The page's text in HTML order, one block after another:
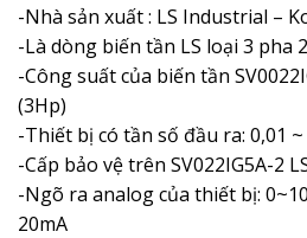
-Nhà sản xuất : LS Industrial –
-Là dòng biến tần LS loại 3 pha
-Công suất của biến tần
(3Hp)
-Thiết bị có tần số đầu ra: 0,01 ~
-Cấp bảo vệ trên SV022IG5A-2
-Ngõ ra analog của thiết bị:
20mA